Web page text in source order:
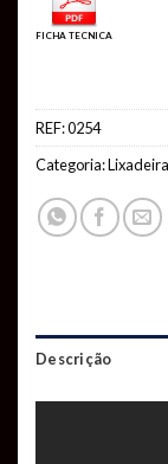
FICHA TECNICA
REF:0254
Categoria:
Descrição